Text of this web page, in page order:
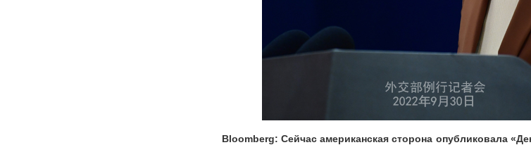
Bloomberg: Сейчас американская сторона опубликовала